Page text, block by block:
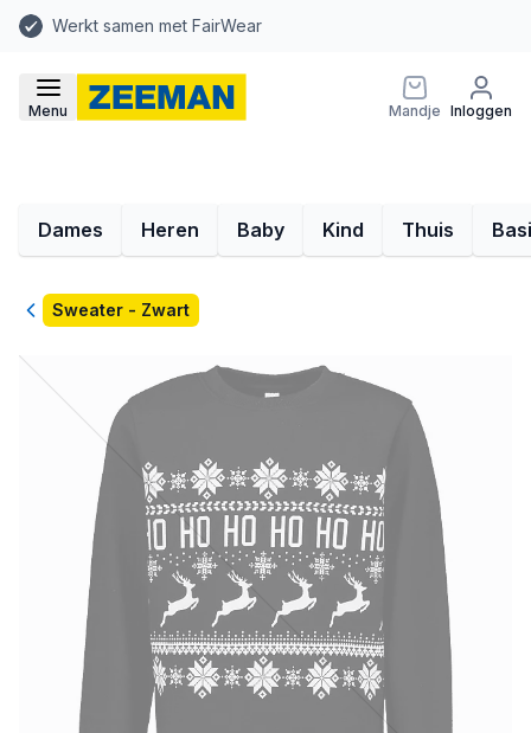
Werkt samen met FairWear
Menu Mandje Inloggen
Dames Heren Baby Kind Thuis
TerugSweater - Zwart